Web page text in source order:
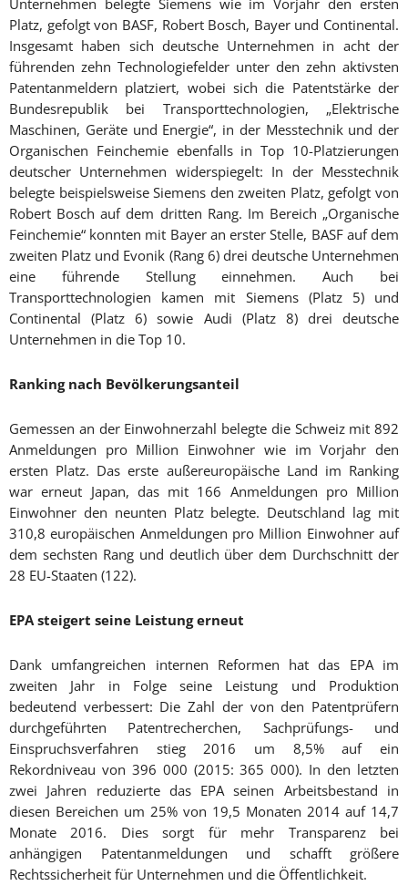
Platz, gefolgt von BASF, Robert Bosch, Bayer und Continental.
Insgesamt haben sich deutsche Unternehmen in acht der
führenden zehn Technologiefelder unter den zehn aktivsten
Patentanmeldern platziert, wobei sich die Patentstärke der
Bundesrepublik bei Transporttechnologien, „Elektrische
Maschinen, Geräte und Energie“, in der Messtechnik und der
Organischen Feinchemie ebenfalls in Top 10-Platzierungen
deutscher Unternehmen widerspiegelt: In der Messtechnik
belegte beispielsweise Siemens den zweiten Platz, gefolgt von
Robert Bosch auf dem dritten Rang. Im Bereich „Organische
Feinchemie“ konnten mit Bayer an erster Stelle, BASF auf dem
zweiten Platz und Evonik (Rang 6) drei deutsche Unternehmen
eine führende Stellung einnehmen. Auch bei
Transporttechnologien kamen mit Siemens (Platz 5) und
Continental (Platz 6) sowie Audi (Platz 8) drei deutsche
Unternehmen in die Top 10.
Ranking nach Bevölkerungsanteil
Gemessen an der Einwohnerzahl belegte die Schweiz mit 892
Anmeldungen pro Million Einwohner wie im Vorjahr den
ersten Platz. Das erste außereuropäische Land im Ranking
war erneut Japan, das mit 166 Anmeldungen pro Million
Einwohner den neunten Platz belegte. Deutschland lag mit
310,8 europäischen Anmeldungen pro Million Einwohner auf
dem sechsten Rang und deutlich über dem Durchschnitt der
28 EU-Staaten (122).
EPA steigert seine Leistung erneut
Dank umfangreichen internen Reformen hat das EPA im
zweiten Jahr in Folge seine Leistung und Produktion
bedeutend verbessert: Die Zahl der von den Patentprüfern
durchgeführten Patentrecherchen, Sachprüfungs- und
Einspruchsverfahren stieg 2016 um 8,5% auf ein
Rekordniveau von 396 000 (2015: 365 000). In den letzten
zwei Jahren reduzierte das EPA seinen Arbeitsbestand in
diesen Bereichen um 25% von 19,5 Monaten 2014 auf 14,7
Monate 2016. Dies sorgt für mehr Transparenz bei
anhängigen Patentanmeldungen und schafft größere
Rechtssicherheit für Unternehmen und die Öffentlichkeit.